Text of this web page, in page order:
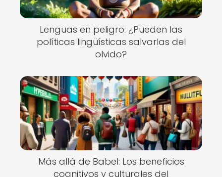
Lenguas en peligro: ¿Pueden las
políticas lingüísticas salvarlas del
olvido?
Más allá de Babel: Los beneficios
cognitivos y culturales del